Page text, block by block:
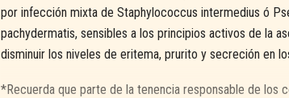
por infección mixta de Staphylococcus intermedius ó
pachydermatis, sensibles a los principios activos de la
disminuir los niveles de eritema, prurito y secreción en
*Recuerda que parte de la tenencia responsable de los